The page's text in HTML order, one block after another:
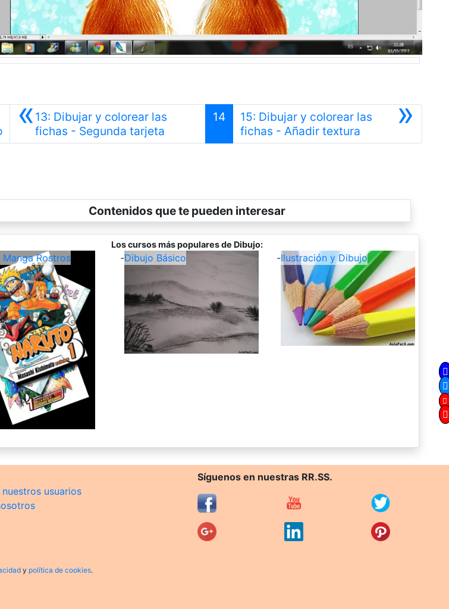
«13: Dibujar y colorear las
fichas - Segunda tarjetaAnterior
14 »
15: Dibujar y colorear las
fichas - Añadir texturaSiguiente
Contenidos que te pueden interesar
Los cursos más populares de Dibujo:
Rostros -Dibujo Básico -Ilustración y Dibujo
usuarios
Síguenos en nuestras RR.SS.
y política de cookies.